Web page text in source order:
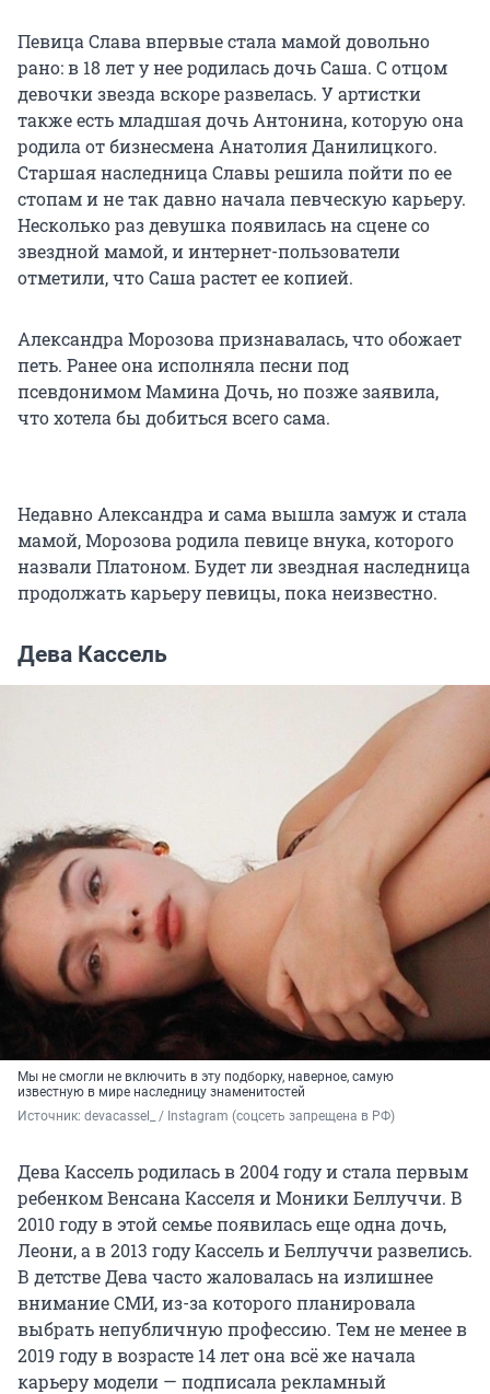
Певица Слава впервые стала мамой довольно
рано: в 18 лет у нее родилась дочь Саша. С отцом
девочки звезда вскоре развелась. У артистки
также есть младшая дочь Антонина, которую она
родила от бизнесмена Анатолия Данилицкого.
Старшая наследница Славы решила пойти по ее
стопам и не так давно начала певческую карьеру.
Несколько раз девушка появилась на сцене со
звездной мамой, и интернет-пользователи
отметили, что Саша растет ее копией.
Александра Морозова признавалась, что обожает
петь. Ранее она исполняла песни под
псевдонимом Мамина Дочь, но позже заявила,
что хотела бы добиться всего сама.
Недавно Александра и сама вышла замуж и стала
мамой, Морозова родила певице внука, которого
назвали Платоном. Будет ли звездная наследница
продолжать карьеру певицы, пока неизвестно.
Дева Кассель
Мы не смогли не включить в эту подборку, наверное, самую
известную в мире наследницу знаменитостей
Источник: devacassel_ / Instagram (соцсеть запрещена в РФ)
Дева Кассель родилась в 2004 году и стала первым
ребенком Венсана Касселя и Моники Беллуччи. В
2010 году в этой семье появилась еще одна дочь,
Леони, а в 2013 году Кассель и Беллуччи развелись.
В детстве Дева часто жаловалась на излишнее
внимание СМИ, из-за которого планировала
выбрать непубличную профессию. Тем не менее в
2019 году в возрасте 14 лет она всё же начала
карьеру модели — подписала рекламный